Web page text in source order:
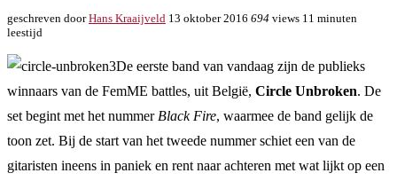
geschreven doorHans Kraaijveld 13 oktober 2016 694 views 11 minuten
leestijd
De eerste band van vandaag zijn de publieks
winnaars van de FemME battles, uit België, Circle Unbroken. De
set begint met het nummer Black Fire, waarmee de band gelijk de
toon zet. Bij de start van het tweede nummer schiet een van de
gitaristen ineens in paniek en rent naar achteren met wat lijkt op een